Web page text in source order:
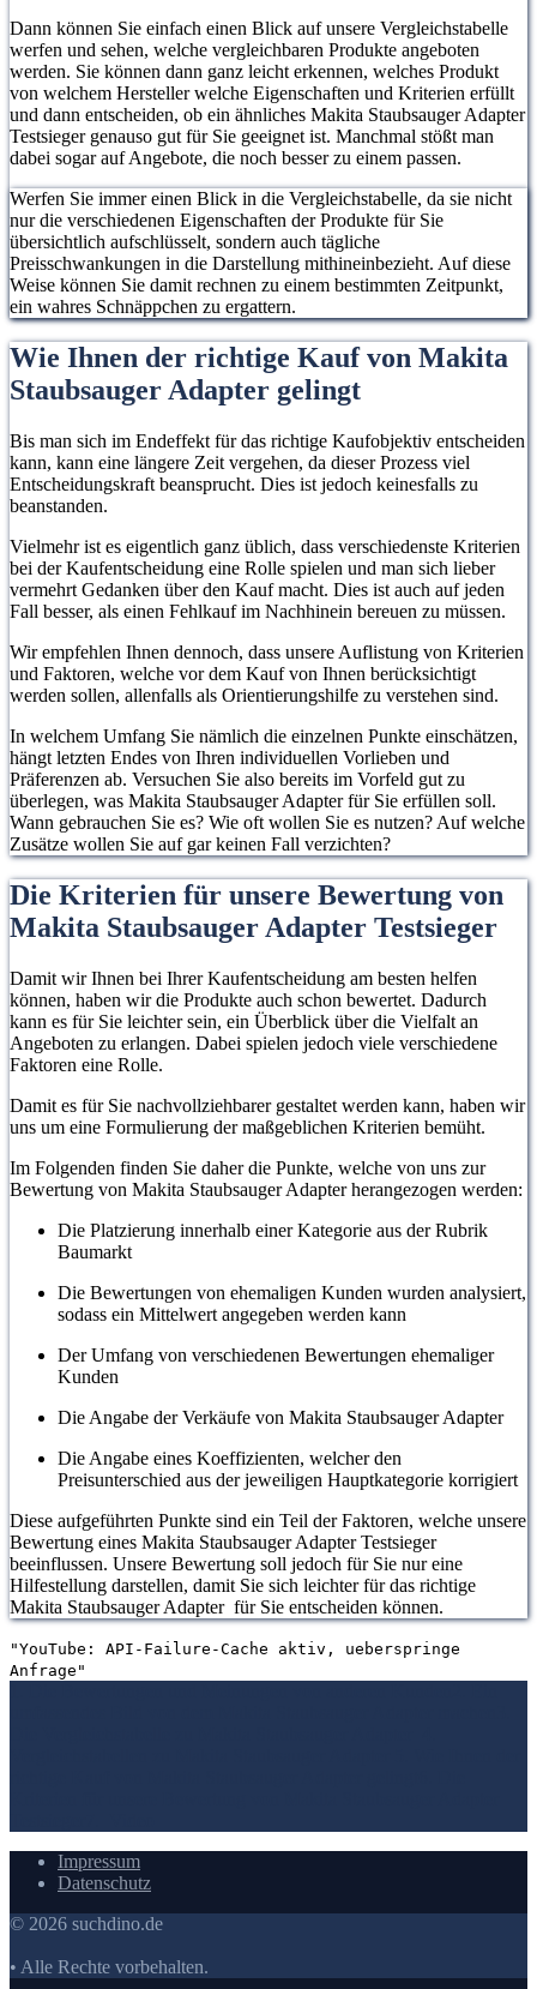
Dann können Sie einfach einen Blick auf unsere Vergleichstabelle
werfen und sehen, welche vergleichbaren Produkte angeboten
werden. Sie können dann ganz leicht erkennen, welches Produkt
von welchem Hersteller welche Eigenschaften und Kriterien erfüllt
und dann entscheiden, ob ein ähnliches Makita Staubsauger Adapter
Testsieger genauso gut für Sie geeignet ist. Manchmal stößt man
dabei sogar auf Angebote, die noch besser zu einem passen.
Werfen Sie immer einen Blick in die Vergleichstabelle, da sie nicht
nur die verschiedenen Eigenschaften der Produkte für Sie
übersichtlich aufschlüsselt, sondern auch tägliche
Preisschwankungen in die Darstellung mithineinbezieht. Auf diese
Weise können Sie damit rechnen zu einem bestimmten Zeitpunkt,
ein wahres Schnäppchen zu ergattern.
Wie Ihnen der richtige Kauf von Makita
Staubsauger Adapter gelingt
Bis man sich im Endeffekt für das richtige Kaufobjektiv entscheiden
kann, kann eine längere Zeit vergehen, da dieser Prozess viel
Entscheidungskraft beansprucht. Dies ist jedoch keinesfalls zu
beanstanden.
Vielmehr ist es eigentlich ganz üblich, dass verschiedenste Kriterien
bei der Kaufentscheidung eine Rolle spielen und man sich lieber
vermehrt Gedanken über den Kauf macht. Dies ist auch auf jeden
Fall besser, als einen Fehlkauf im Nachhinein bereuen zu müssen.
Wir empfehlen Ihnen dennoch, dass unsere Auflistung von Kriterien
und Faktoren, welche vor dem Kauf von Ihnen berücksichtigt
werden sollen, allenfalls als Orientierungshilfe zu verstehen sind.
In welchem Umfang Sie nämlich die einzelnen Punkte einschätzen,
hängt letzten Endes von Ihren individuellen Vorlieben und
Präferenzen ab. Versuchen Sie also bereits im Vorfeld gut zu
überlegen, was Makita Staubsauger Adapter für Sie erfüllen soll.
Wann gebrauchen Sie es? Wie oft wollen Sie es nutzen? Auf welche
Zusätze wollen Sie auf gar keinen Fall verzichten?
Die Kriterien für unsere Bewertung von
Makita Staubsauger Adapter Testsieger
Damit wir Ihnen bei Ihrer Kaufentscheidung am besten helfen
können, haben wir die Produkte auch schon bewertet. Dadurch
kann es für Sie leichter sein, ein Überblick über die Vielfalt an
Angeboten zu erlangen. Dabei spielen jedoch viele verschiedene
Faktoren eine Rolle.
Damit es für Sie nachvollziehbarer gestaltet werden kann, haben wir
uns um eine Formulierung der maßgeblichen Kriterien bemüht.
Im Folgenden finden Sie daher die Punkte, welche von uns zur
Bewertung von Makita Staubsauger Adapter herangezogen werden:
Die Platzierung innerhalb einer Kategorie aus der Rubrik
Baumarkt
Die Bewertungen von ehemaligen Kunden wurden analysiert,
sodass ein Mittelwert angegeben werden kann
Der Umfang von verschiedenen Bewertungen ehemaliger
Kunden
Die Angabe der Verkäufe von Makita Staubsauger Adapter
Die Angabe eines Koeffizienten, welcher den
Preisunterschied aus der jeweiligen Hauptkategorie korrigiert
Diese aufgeführten Punkte sind ein Teil der Faktoren, welche unsere
Bewertung eines Makita Staubsauger Adapter Testsieger
beeinflussen. Unsere Bewertung soll jedoch für Sie nur eine
Hilfestellung darstellen, damit Sie sich leichter für das richtige
Makita Staubsauger Adapter für Sie entscheiden können.
"YouTube: API-Failure-Cache aktiv, ueberspringe
Anfrage"
Impressum
Datenschutz
© 2026 suchdino.de
• Alle Rechte vorbehalten.